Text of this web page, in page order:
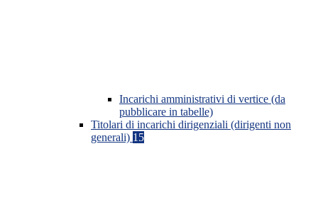
Incarichi amministrativi di vertice (da
pubblicare in tabelle)
Titolari di incarichi dirigenziali (dirigenti non
generali) 15